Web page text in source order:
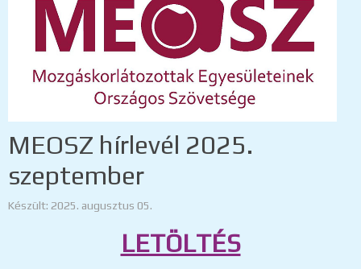
MEOSZ hírlevél 2025.
szeptember
Készült: 2025. augusztus 05.
LETÖLTÉS